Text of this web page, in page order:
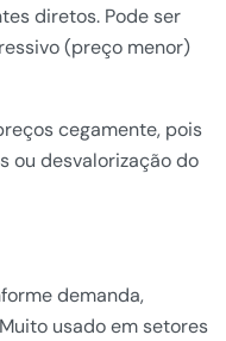
diretos. Pode ser
(preço menor)
cegamente, pois
ou desvalorização do
demanda,
usado em setores